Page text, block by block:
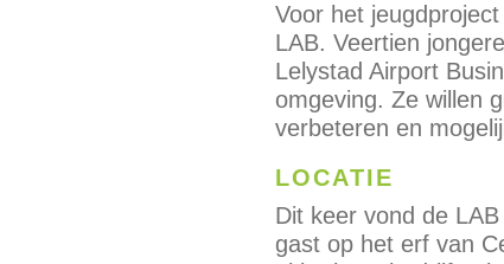
Voor het
LAB. Veertien
Lelystad Airport
omgeving. Ze willen
verbeteren en
LOCATIE
Dit keer vond de
gast op het erf van